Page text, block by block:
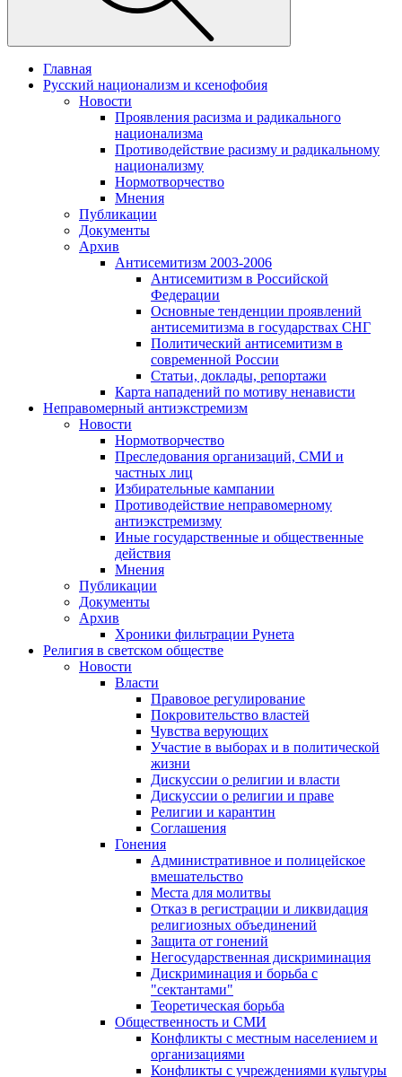
Главная
Русский национализм и ксенофобия
Новости
Проявления расизма и радикального
национализма
Противодействие расизму и радикальному
национализму
Нормотворчество
Мнения
Публикации
Документы
Архив
Антисемитизм 2003-2006
Антисемитизм в Российской
Федерации
Основные тенденции проявлений
антисемитизма в государствах СНГ
Политический антисемитизм в
современной России
Статьи, доклады, репортажи
Карта нападений по мотиву ненависти
Неправомерный антиэкстремизм
Новости
Нормотворчество
Преследования организаций, СМИ и
частных лиц
Избирательные кампании
Противодействие неправомерному
антиэкстремизму
Иные государственные и общественные
действия
Мнения
Публикации
Документы
Архив
Хроники фильтрации Рунета
Религия в светском обществе
Новости
Власти
Правовое регулирование
Покровительство властей
Чувства верующих
Участие в выборах и в политической
жизни
Дискуссии о религии и власти
Дискуссии о религии и праве
Религии и карантин
Соглашения
Гонения
Административное и полицейское
вмешательство
Места для молитвы
Отказ в регистрации и ликвидация
религиозных объединений
Защита от гонений
Негосударственная дискриминация
Дискриминация и борьба с
"сектантами"
Теоретическая борьба
Общественность и СМИ
Конфликты с местным населением и
организациями
Конфликты с учреждениями культуры